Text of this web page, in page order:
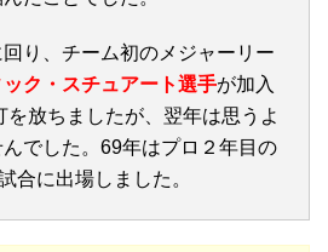
り、チーム初のメジャーリー
ック・スチュアート選手が加入
を放ちましたが、翌年は思うよ
でした。69年はプロ２年目の
合に出場しました。